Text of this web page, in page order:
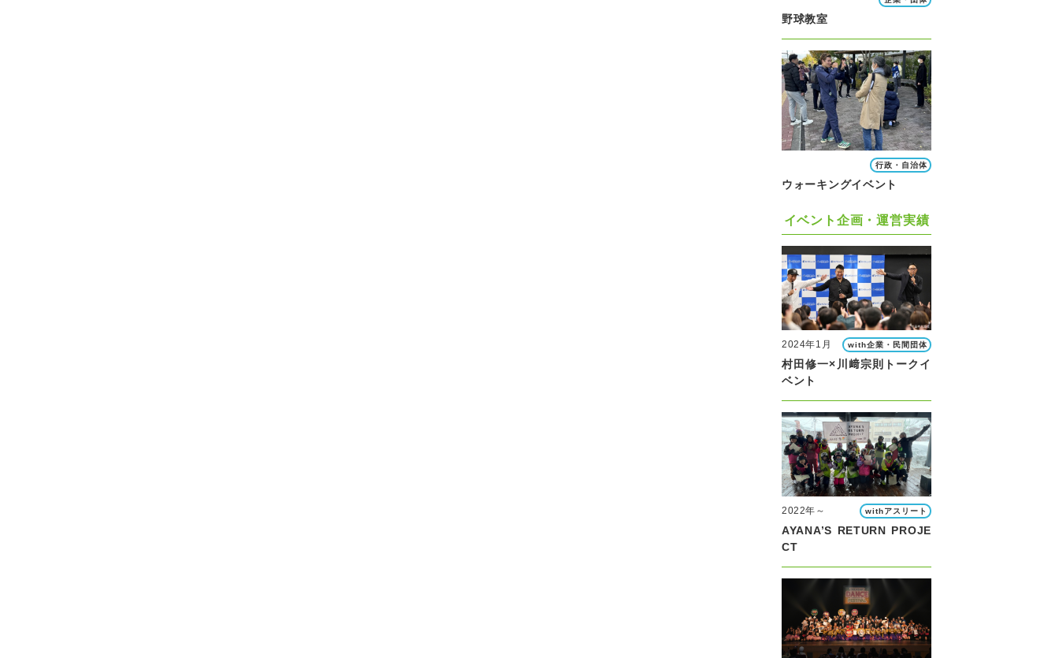
野球教室
行政・自治体
ウォーキングイベント
イベント企画・運営実績
2024年1月 with企業・民間団体
村田修一×川﨑宗則トークイ
ベント
2022年～ withアスリート
AYANA’S RETURN PROJE
CT